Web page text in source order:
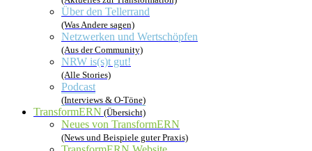
Über den Tellerrand
(Was Andere sagen)
Netzwerken und Wertschöpfen
(Aus der Community)
NRW is(s)t gut!
(Alle Stories)
Podcast
(Interviews & O-Töne)
TransformERN (Übersicht)
Neues von TransformERN
(News und Beispiele guter Praxis)